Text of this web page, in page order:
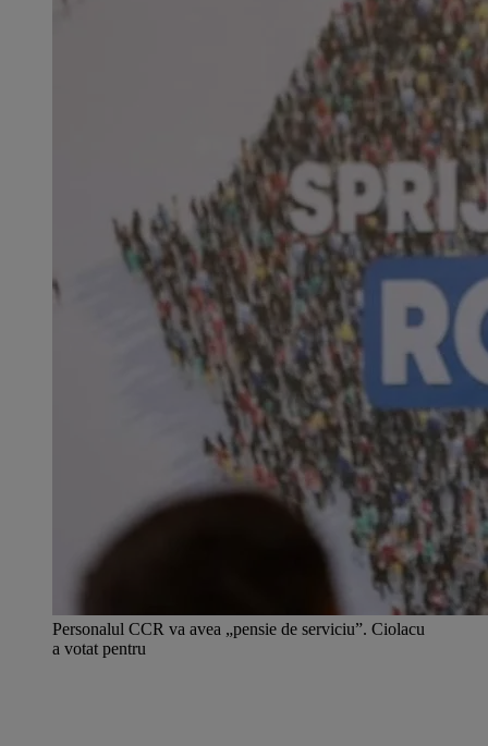
Personalul CCR va avea „pensie de serviciu”. Ciolacu
a votat pentru